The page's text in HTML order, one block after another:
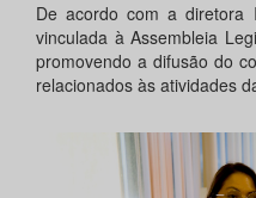
De acordo com a diretora
vinculada à Assembleia
promovendo a difusão do
relacionados às atividades